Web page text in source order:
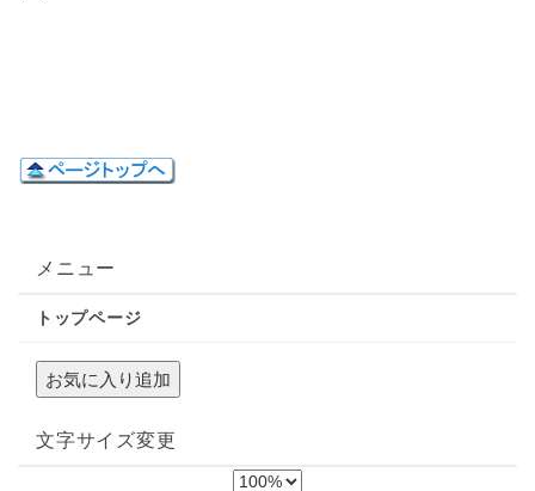
メニュー
トップページ
文字サイズ変更